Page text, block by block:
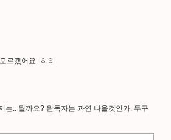
르겠어요. ㅎㅎ
는.. 뭘까요? 완독자는 과연 나올것인가. 두구